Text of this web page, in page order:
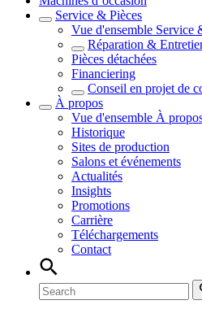
Service & Pièces
Vue d'ensemble Service
Réparation &
Pièces détachées
Financiering
Conseil en projet de
À propos
Vue d'ensemble À
Historique
Sites de production
Salons et événements
Actualités
Insights
Promotions
Carrière
Téléchargements
Contact